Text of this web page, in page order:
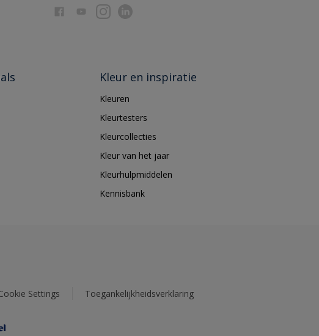
Kleur en inspiratie
Kleuren
Kleurtesters
Kleurcollecties
Kleur van het jaar
Kleurhulpmiddelen
Kennisbank
Settings Toegankelijkheidsverklaring